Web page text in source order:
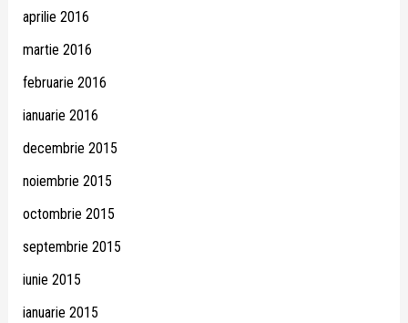
aprilie 2016
martie 2016
februarie 2016
ianuarie 2016
decembrie 2015
noiembrie 2015
octombrie 2015
septembrie 2015
iunie 2015
ianuarie 2015